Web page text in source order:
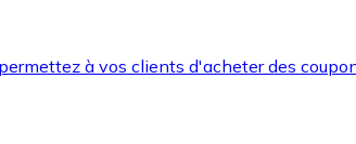
à vos clients d'acheter des